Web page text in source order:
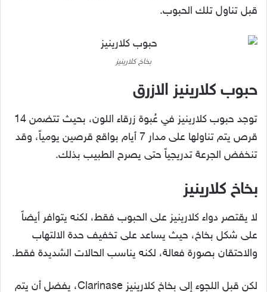
قبل تناول تلك الحبوب.
بخاخ كلارينيز
حبوب كلارينيز الازرق
توجد حبوب كلارينيز في عُبوة زرقاء اللون، بحيث تتضمن 14
قرص يتم تناولها على مدار 7 أيام بواقع قرصين يومياً، وقد
تنخفض الجرعة تدريجياً حتى يصرح الطبيب بذلك.
بخاخ كلارينيز
لا يقتصر دواء كلارينيز على الحبوب فقط، لكنه يتوافر أيضاً
على شكل بخاخ، حيث يساعد على تخفيف حدة الالتهاب
والاحتقان بصورة فعالة، لكنه يناسب الحالات الشديدة فقط.
لكن قبل اللجوء إلى بخاخ كلارينيز Clarinase، يفضل أن يتم